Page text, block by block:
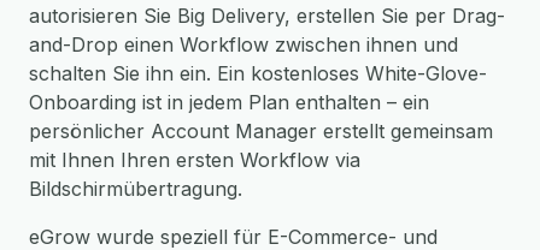
autorisieren Sie Big Delivery, erstellen Sie per Drag-
and-Drop einen Workflow zwischen ihnen und
schalten Sie ihn ein. Ein kostenloses White-Glove-
Onboarding ist in jedem Plan enthalten – ein
persönlicher Account Manager erstellt gemeinsam
mit Ihnen Ihren ersten Workflow via
Bildschirmübertragung.
eGrow wurde speziell für E-Commerce- und